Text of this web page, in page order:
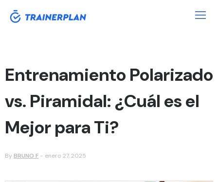
Entrenamiento Polarizado
vs. Piramidal: ¿Cuál es el
Mejor para Ti?
By BRUNO F - enero 27, 2025